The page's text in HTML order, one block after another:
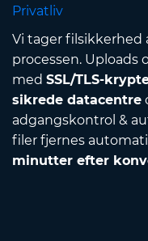
Privatliv
Vi tager filsikkerhed
processen. Uploads
med SSL/TLS-
sikrede datacentre
adgangskontrol &
filer fjernes
minutter efter